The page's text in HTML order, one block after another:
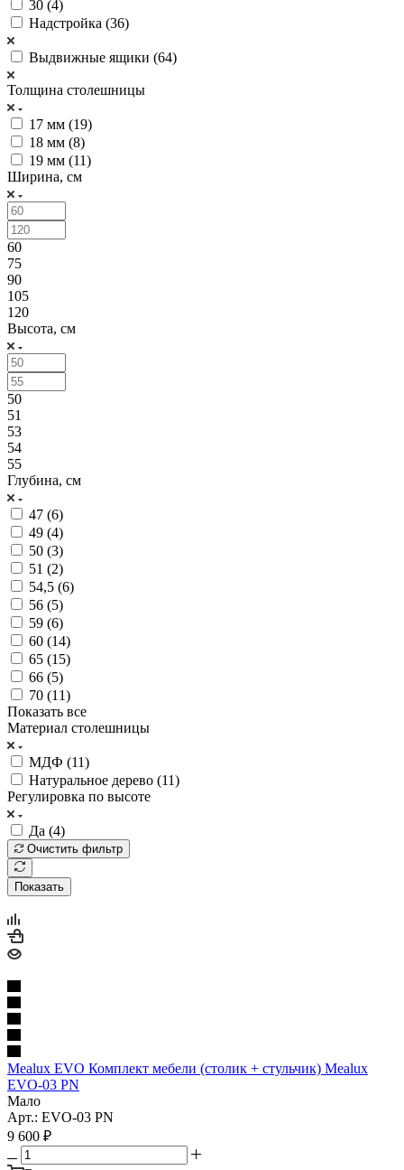
30 (4)
Надстройка (36)
Выдвижные ящики (64)
Толщина столешницы
17 мм (19)
18 мм (8)
19 мм (11)
Ширина, см
60
75
90
105
120
Высота, см
50
51
53
54
55
Глубина, см
47 (6)
49 (4)
50 (3)
51 (2)
54,5 (6)
56 (5)
59 (6)
60 (14)
65 (15)
66 (5)
70 (11)
Показать все
Материал столешницы
МДФ (11)
Натуральное дерево (11)
Регулировка по высоте
Да (4)
Очистить фильтр
Показать
Mealux EVO Комплект мебели (столик + стульчик) Mealux
EVO-03 PN
Мало
Арт.: EVO-03 PN
9 600 ₽